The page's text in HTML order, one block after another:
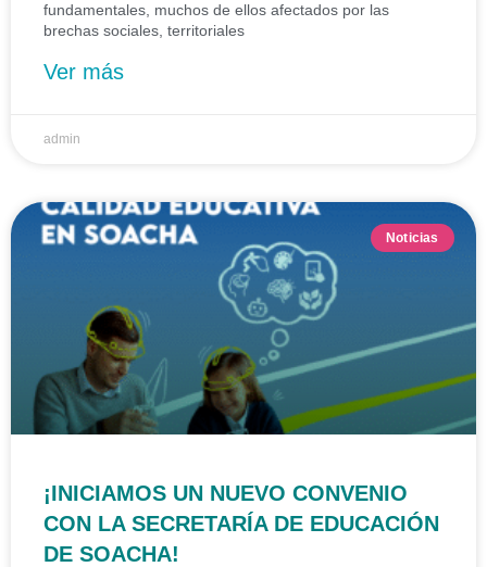
fundamentales, muchos de ellos afectados por las
brechas sociales, territoriales
Ver más
admin
Noticias
¡INICIAMOS UN NUEVO CONVENIO
CON LA SECRETARÍA DE EDUCACIÓN
DE SOACHA!